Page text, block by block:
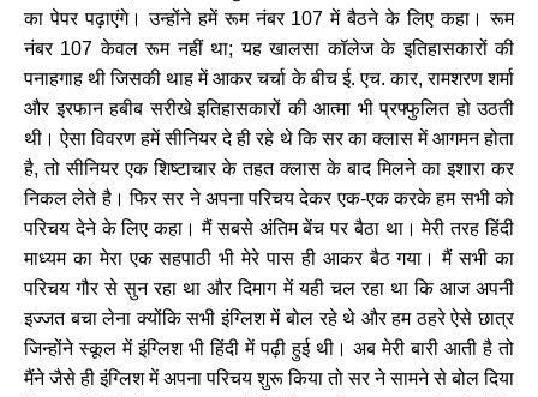
का पेपर पढ़ाएंगे। उन्होंने हमें रूम नंबर 107 में बैठने के लिए कहा। रूम
नंबर 107 केवल रूम नहीं था; यह खालसा कॉलेज के इतिहासकारों की
पनाहगाह थी जिसकी थाह में आकर चर्चा के बीच ई. एच. कार, रामशरण शर्मा
और इरफान हबीब सरीखे इतिहासकारों की आत्मा भी प्रफ्फुलित हो उठती
थी। ऐसा विवरण हमें सीनियर दे ही रहे थे कि सर का क्लास में आगमन होता
है, तो सीनियर एक शिष्टाचार के तहत क्लास के बाद मिलने का इशारा कर
निकल लेते है। फिर सर ने अपना परिचय देकर एक-एक करके हम सभी को
परिचय देने के लिए कहा। मैं सबसे अंतिम बेंच पर बैठा था। मेरी तरह हिंदी
माध्यम का मेरा एक सहपाठी भी मेरे पास ही आकर बैठ गया। मैं सभी का
परिचय गौर से सुन रहा था और दिमाग में यही चल रहा था कि आज अपनी
इज्जत बचा लेना क्योंकि सभी इंग्लिश में बोल रहे थे और हम ठहरे ऐसे छात्र
जिन्होंने स्कूल में इंग्लिश भी हिंदी में पढ़ी हुई थी। अब मेरी बारी आती है तो
मैंने जैसे ही इंग्लिश में अपना परिचय शुरू किया तो सर ने सामने से बोल दिया